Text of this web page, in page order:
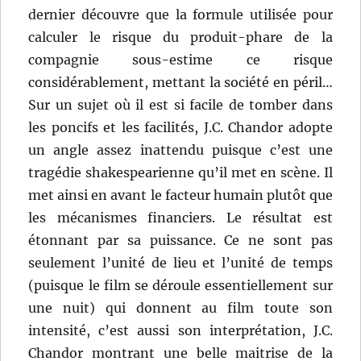
dernier découvre que la formule utilisée pour
calculer le risque du produit-phare de la
compagnie sous-estime ce risque
considérablement, mettant la société en péril…
Sur un sujet où il est si facile de tomber dans
les poncifs et les facilités, J.C. Chandor adopte
un angle assez inattendu puisque c’est une
tragédie shakespearienne qu’il met en scène. Il
met ainsi en avant le facteur humain plutôt que
les mécanismes financiers. Le résultat est
étonnant par sa puissance. Ce ne sont pas
seulement l’unité de lieu et l’unité de temps
(puisque le film se déroule essentiellement sur
une nuit) qui donnent au film toute son
intensité, c’est aussi son interprétation, J.C.
Chandor montrant une belle maitrise de la